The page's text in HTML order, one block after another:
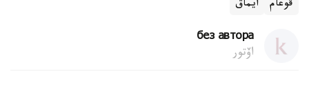
قوعام ايماق
без автора
اۆتور